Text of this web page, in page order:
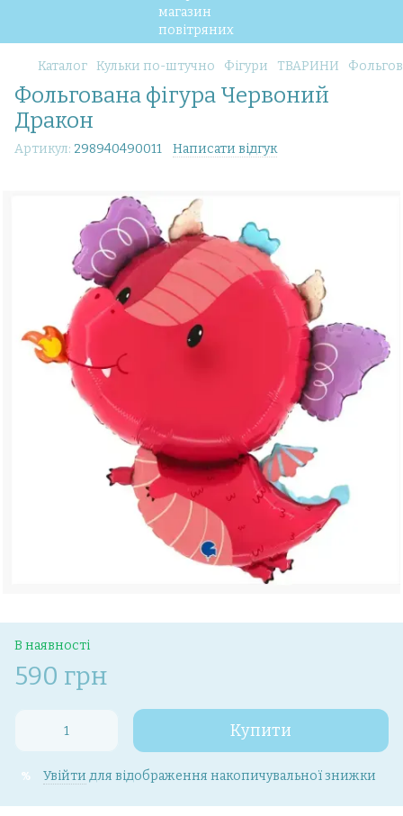
Каталог Кульки по-штучно Фігури ТВАРИНИ
Фольгована фігура Червоний
Дракон
Артикул: 298940490011 Написати відгук
В наявності
590 грн
Купити
% Увійти для відображення накопичувальної знижки